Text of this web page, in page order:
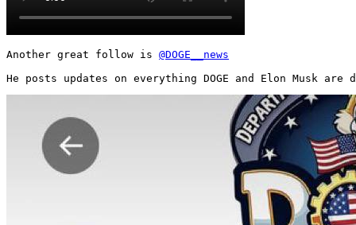
Another great follow is @DOGE__news
He posts updates on everything DOGE and Elon Musk